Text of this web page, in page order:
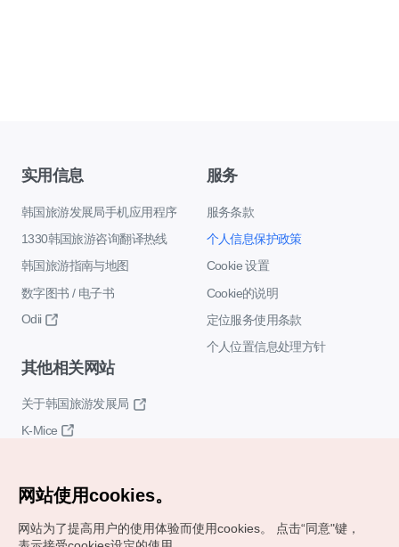
实用信息
韩国旅游发展局手机应用程序
1330韩国旅游咨询翻译热线
韩国旅游指南与地图
数字图书 / 电子书
Odii
服务
服务条款
个人信息保护政策
Cookie 设置
Cookie的说明
定位服务使用条款
个人位置信息处理方针
其他相关网站
关于韩国旅游发展局
K-Mice
网站使用cookies。
网站为了提高用户的使用体验而使用cookies。
点击“同意"键，